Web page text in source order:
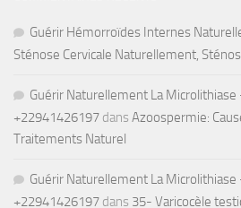
Guérir Hémorroïdes Internes
Sténose Cervicale Naturellement,
Guérir Naturellement La Microlithiase
+22941426197 dans Azoospermie:
Traitements Naturel
Guérir Naturellement La Microlithiase
+22941426197 dans 35- Varicocèle